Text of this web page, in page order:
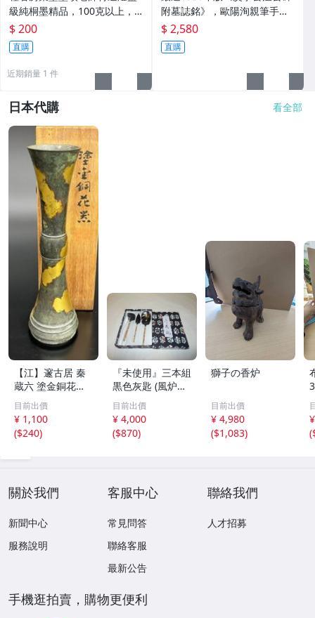
級純桐墨精品，100克以上，
檀香墨質細膩黑亮 藍紫光放 檢
驗嚴選推薦 燈盞級墨 放藍紫光
檢驗嚴選
$ 200
直購
近期銷量 1 件
附墓誌銘》，歐陽洵親筆手
跡，典藏歷史與書法珍品 唐史
研究 碑刻藝術 田中和市版
$ 2,580
直購
日本代購 看全部
【江】邃古居 秦
蔵六 塗金銅花器
直径約9cm×高さ
30cm 在銘 共箱
古美術品(華道具
花生花瓶花生飾
目前出價
¥ 1,100
($240)
『未使用』三本組
黒色灰匙 (風炉用)
化粧箱
目前出價
¥ 4,000
($870)
獅子の香炉
目前出價
¥ 4,980
($1,083)
(
關於我們
新聞中心
服務說明
客服中心
常見問答
聯絡客服
最新公告
聯絡我們
人才招募
手機逛拍賣，購物更便利